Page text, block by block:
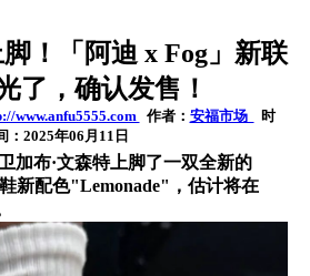
！「阿迪 x Fog」新联
了，确认发售！
www.anfu5555.com 作者： 安福市场
时
：2025年06月11日
加布·文森特上脚了一双全新的
新配色"Lemonade"，估计将在